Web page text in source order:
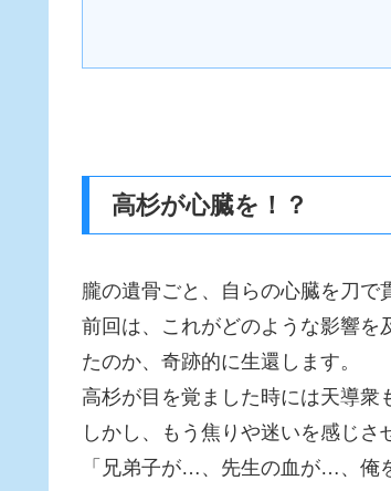
高杉が心臓を！？
朧の遺骨ごと、自らの心臓を刀で
前回は、これがどのような影響
たのか、奇跡的に生還します。
高杉が目を覚ました時には天導衆
しかし、もう焦りや迷いを感じさ
「兄弟子が…、先生の血が…、俺